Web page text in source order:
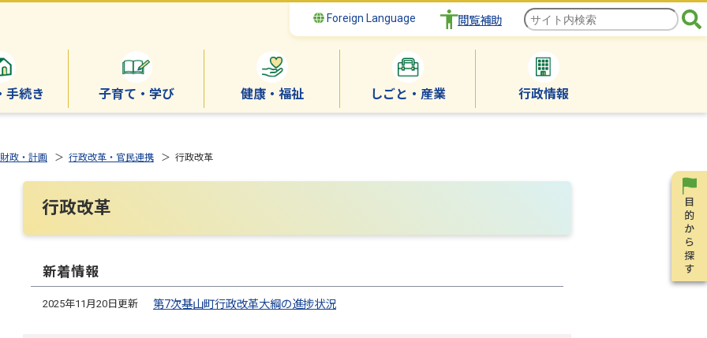
Foreign Language 閲覧補助
手続き 子育て・学び 健康・福祉 しごと・産業 行政情報
政・計画 ＞ 行政改革・官民連携 ＞ 行政改革
行政改革
新着情報
2025年11月20日更新 第7次基山町行政改革大綱の進捗状況